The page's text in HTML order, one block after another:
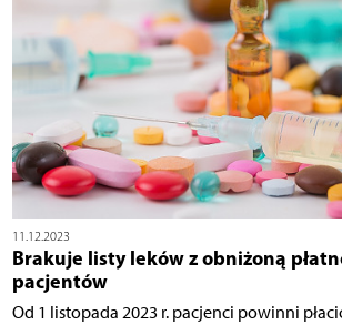
11.12.2023
Brakuje listy leków z obniżoną
pacjentów
Od 1 listopada 2023 r. pacjenci powinni